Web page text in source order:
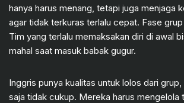
hanya harus menang, tetapi juga menjaga
agar tidak terkuras terlalu cepat. Fase
Tim yang terlalu memaksakan diri di awal
mahal saat masuk babak gugur.
Inggris punya kualitas untuk lolos dari
saja tidak cukup. Mereka harus mengelola